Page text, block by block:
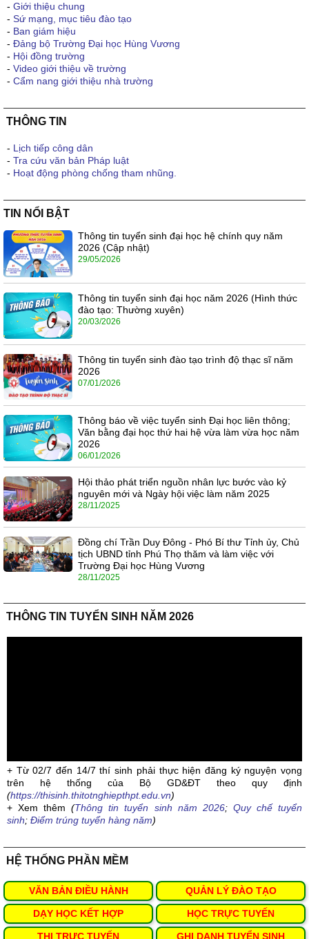
- Giới thiệu chung
- Sứ mạng, mục tiêu đào tạo
- Ban giám hiệu
- Đảng bộ Trường Đại học Hùng Vương
- Hội đồng trường
- Video giới thiệu về trường
- Cẩm nang giới thiệu nhà trường
THÔNG TIN
- Lịch tiếp công dân
- Tra cứu văn bản Pháp luật
- Hoạt động phòng chống tham nhũng.
TIN NỔI BẬT
Thông tin tuyển sinh đại học hệ chính quy năm
2026 (Cập nhật)
29/05/2026
Thông tin tuyển sinh đại học năm 2026 (Hình thức
đào tạo: Thường xuyên)
20/03/2026
Thông tin tuyển sinh đào tạo trình độ thạc sĩ năm
2026
07/01/2026
Thông báo về việc tuyển sinh Đại học liên thông;
Văn bằng đại học thứ hai hệ vừa làm vừa học năm
2026
06/01/2026
Hội thảo phát triển nguồn nhân lực bước vào kỷ
nguyên mới và Ngày hội việc làm năm 2025
28/11/2025
Đồng chí Trần Duy Đông - Phó Bí thư Tỉnh ủy, Chủ
tịch UBND tỉnh Phú Thọ thăm và làm việc với
Trường Đại học Hùng Vương
28/11/2025
THÔNG TIN TUYỂN SINH NĂM 2026
+ Từ 02/7 đến 14/7 thí sinh phải thực hiện đăng ký nguyện vọng
trên hệ thống của Bộ GD&ĐT theo quy định
(https://thisinh.thitotnghiepthpt.edu.vn)
+ Xem thêm(Thông tin tuyển sinh năm 2026; Quy chế tuyển
sinh; Điểm trúng tuyển hàng năm)
HỆ THỐNG PHẦN MỀM
VĂN BẢN ĐIỀU HÀNH QUẢN LÝ ĐÀO TẠO
DẠY HỌC KẾT HỢP HỌC TRỰC TUYẾN
THI TRỰC TUYẾN GHI DANH TUYỂN SINH